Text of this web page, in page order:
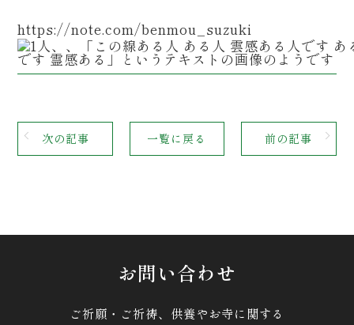
https://note.com/benmou_suzuki
次の記事 一覧に戻る 前の記事
お問い合わせ
ご祈願・ご祈祷、供養やお寺に関する